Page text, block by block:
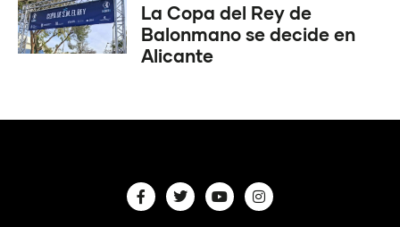
La Copa del Rey de
Balonmano se decide en
Alicante